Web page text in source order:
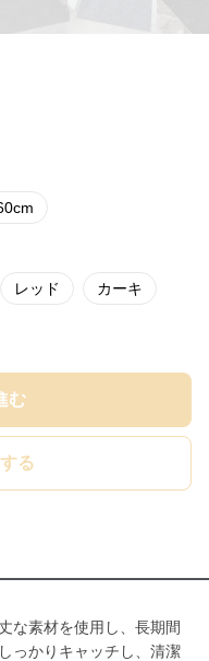
レッド カーキ
む
る
な素材を使用し、長期間
っかりキャッチし、清潔